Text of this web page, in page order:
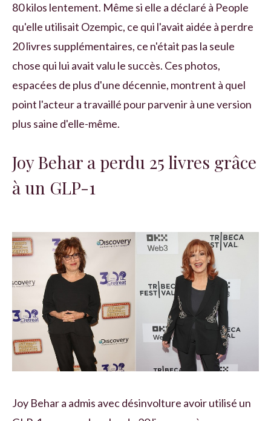
80 kilos lentement. Même si elle a déclaré à People
qu'elle utilisait Ozempic, ce qui l'avait aidée à perdre
20 livres supplémentaires, ce n'était pas la seule
chose qui lui avait valu le succès. Ces photos,
espacées de plus d'une décennie, montrent à quel
point l'acteur a travaillé pour parvenir à une version
plus saine d'elle-même.
Joy Behar a perdu 25 livres grâce
à un GLP-1
Joy Behar a admis avec désinvolture avoir utilisé un